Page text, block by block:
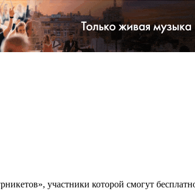
участники которой смогут